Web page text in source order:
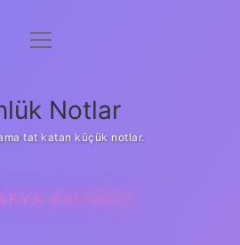
Anasayfa
Yasal Uyarı
menüyü
Notlar
tat katan küçük notlar.
KELIMESI